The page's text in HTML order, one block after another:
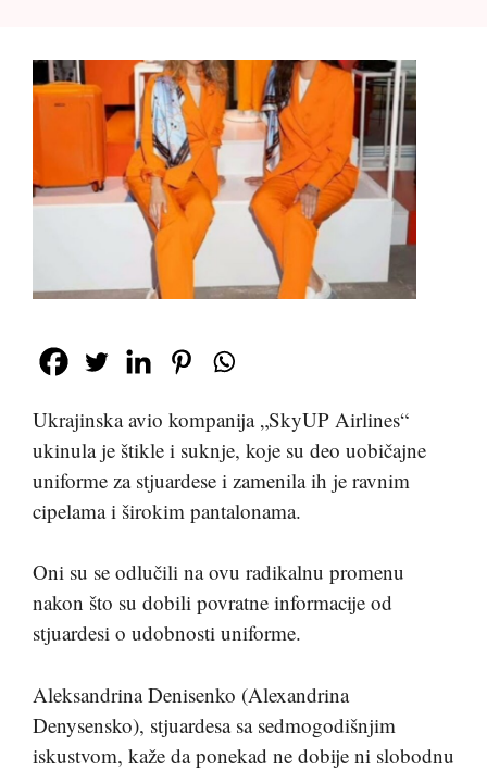
Ukrajinska avio kompanija „SkyUP Airlines“
ukinula je štikle i suknje, koje su deo uobičajne
uniforme za stjuardese i zamenila ih je ravnim
cipelama i širokim pantalonama.
Oni su se odlučili na ovu radikalnu promenu
nakon što su dobili povratne informacije od
stjuardesi o udobnosti uniforme.
Aleksandrina Denisenko (Alexandrina
Denysensko), stjuardesa sa sedmogodišnjim
iskustvom, kaže da ponekad ne dobije ni slobodnu